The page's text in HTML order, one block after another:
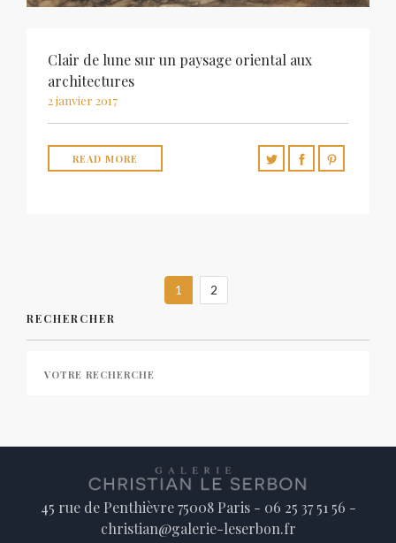
Clair de lune sur un paysage oriental aux
architectures
2 janvier 2017
READ MORE
1
2
RECHERCHER
45 rue de Penthièvre 75008 Paris - 06 25 37 51 56 -
christian@galerie-leserbon.fr